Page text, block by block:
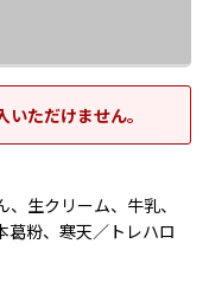
ただけません。
生クリーム、牛乳、
葛粉、寒天／トレハロ